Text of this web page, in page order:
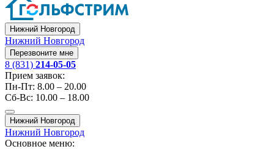
Нижний Новгород
Нижний Новгород
Перезвоните мне
8 (831) 214-05-05
Прием заявок:
Пн-Пт: 8.00 – 20.00
Сб-Вс: 10.00 – 18.00
Нижний Новгород
Нижний Новгород
Основное меню: